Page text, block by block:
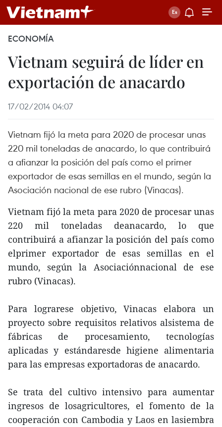
ECONOMÍA
Vietnam seguirá de líder en
exportación de anacardo
17/02/2014 04:07
Vietnam fijó la meta para 2020 de procesar unas
220 mil toneladas de anacardo, lo que contribuirá
a afianzar la posición del país como el primer
exportador de esas semillas en el mundo, según la
Asociación nacional de ese rubro (Vinacas).
Vietnam fijó la meta para 2020 de procesar unas
220 mil toneladas deanacardo, lo que
contribuirá a afianzar la posición del país como
elprimer exportador de esas semillas en el
mundo, según la Asociaciónnacional de ese
rubro (Vinacas).
Para lograrese objetivo, Vinacas elabora un
proyecto sobre requisitos relativos alsistema de
fábricas de procesamiento, tecnologías
aplicadas y estándaresde higiene alimentaria
para las empresas exportadoras de anacardo.
Se trata del cultivo intensivo para aumentar
ingresos de losagricultores, el fomento de la
cooperación con Cambodia y Laos en lasiembra